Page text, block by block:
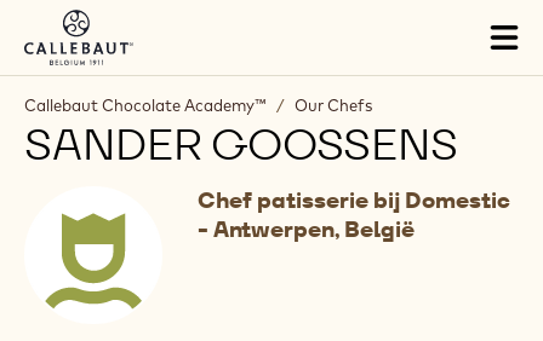
Skip to main content
Callebaut Chocolate Academy™ / Our Chefs
SANDER GOOSSENS
Chef patisserie bij Domestic
- Antwerpen, België